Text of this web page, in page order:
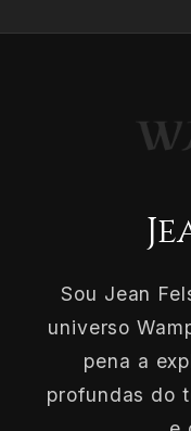
Sou Jean
universo
pena a
profundas do